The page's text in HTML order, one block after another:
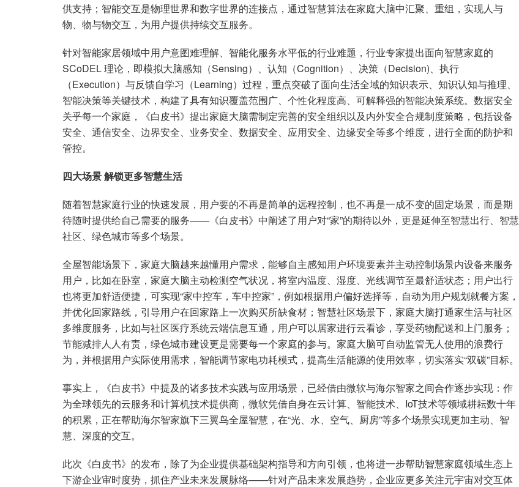
供支持；智能交互是物理世界和数字世界的连接点，通过智慧算法在家庭大脑中汇聚、重组，实现人与
物、物与物交互，为用户提供持续交互服务。
针对智能家居领域中用户意图难理解、智能化服务水平低的行业难题，行业专家提出面向智慧家庭的
SCoDEL 理论，即模拟大脑感知（Sensing）、认知（Cognition）、决策（Decision)、执行
（Execution）与反馈自学习（Learning）过程，重点突破了面向生活全域的知识表示、知识认知与推理、
智能决策等关键技术，构建了具有知识覆盖范围广、个性化程度高、可解释强的智能决策系统。数据安全
关乎每一个家庭，《白皮书》提出家庭大脑需制定完善的安全组织以及内外安全合规制度策略，包括设备
安全、通信安全、边界安全、业务安全、数据安全、应用安全、边缘安全等多个维度，进行全面的防护和
管控。
四大场景 解锁更多智慧生活
随着智慧家庭行业的快速发展，用户要的不再是简单的远程控制，也不再是一成不变的固定场景，而是期
待随时提供给自己需要的服务——《白皮书》中阐述了用户对“家”的期待以外，更是延伸至智慧出行、智慧
社区、绿色城市等多个场景。
全屋智能场景下，家庭大脑越来越懂用户需求，能够自主感知用户环境要素并主动控制场景内设备来服务
用户，比如在卧室，家庭大脑主动检测空气状况，将室内温度、湿度、光线调节至最舒适状态；用户出行
也将更加舒适便捷，可实现“家中控车，车中控家”，例如根据用户偏好选择等，自动为用户规划就餐方案，
并优化回家路线，引导用户在回家路上一次购买所缺食材；智慧社区场景下，家庭大脑打通家生活与社区
多维度服务，比如与社区医疗系统云端信息互通，用户可以居家进行云看诊，享受药物配送和上门服务；
节能减排人人有责，绿色城市建设更是需要每一个家庭的参与。家庭大脑可自动监管无人使用的浪费行
为，并根据用户实际使用需求，智能调节家电功耗模式，提高生活能源的使用效率，切实落实“双碳”目标。
事实上，《白皮书》中提及的诸多技术实践与应用场景，已经借由微软与海尔智家之间合作逐步实现：作
为全球领先的云服务和计算机技术提供商，微软凭借自身在云计算、智能技术、IoT技术等领域耕耘数十年
的积累，正在帮助海尔智家旗下三翼鸟全屋智慧，在“光、水、空气、厨房”等多个场景实现更加主动、智
慧、深度的交互。
此次《白皮书》的发布，除了为企业提供基础架构指导和方向引领，也将进一步帮助智慧家庭领域生态上
下游企业审时度势，抓住产业未来发展脉络——针对产品未来发展趋势，企业应更多关注元宇宙对交互体